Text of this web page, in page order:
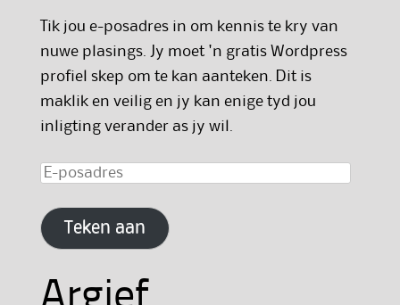
Tik jou e-posadres in om kennis te kry van
nuwe plasings. Jy moet 'n gratis Wordpress
profiel skep om te kan aanteken. Dit is
maklik en veilig en jy kan enige tyd jou
inligting verander as jy wil.
E-
Teken aan